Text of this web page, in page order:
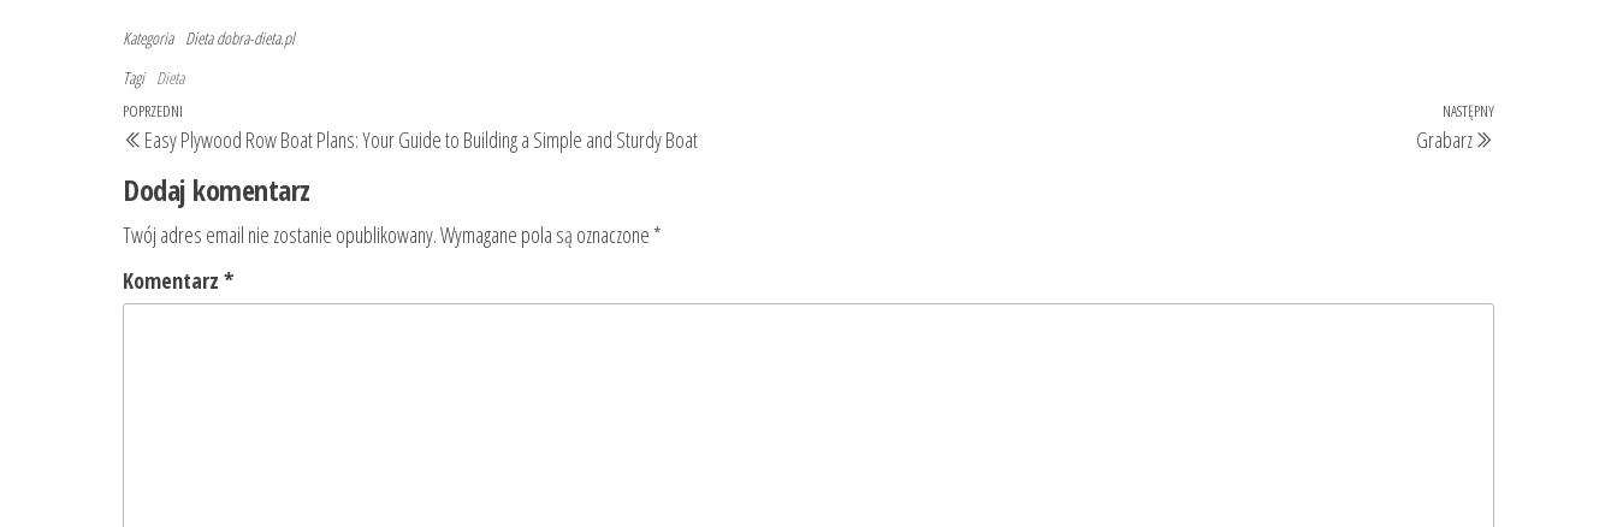
Kategoria Dieta dobra-dieta.pl
Tagi Dieta
Nawigacja
wpisu
Poprzedni
wpis
POPRZEDNI
Easy Plywood Row Boat Plans: Your Guide to Building a Simple and Sturdy Boat
Następny
NASTĘPNY
Grabarz
Dodaj komentarz
Twój adres email nie zostanie opublikowany.Wymagane pola są oznaczone *
Komentarz *